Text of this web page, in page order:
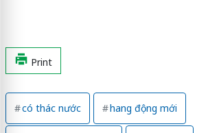
Print
có thác nước hang động mới